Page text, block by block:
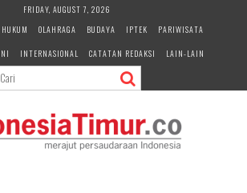
FRIDAY, AUGUST 7, 2026
HUKUM OLAHRAGA BUDAYA IPTEK
PARIWISATA
INTERNASIONAL CATATAN REDAKSI LAIN-LAIN